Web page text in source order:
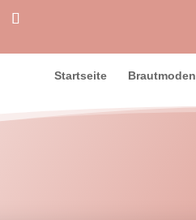
Startseite Brautmoden